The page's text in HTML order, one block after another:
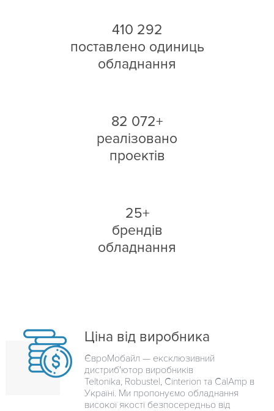
410 292
поставлено одиниць
обладнання
82 072+
реалізовано
проектів
25+
брендів
обладнання
Ціна від виробника
ЄвроМобайл — ексклюзивний
дистриб'ютор виробників
Teltonika, Robustel, Cinterion та CalAmp в
Україні. Ми пропонуємо обладнання
високої якості безпосередньо від